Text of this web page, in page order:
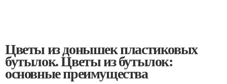
Цветы из донышек пластиковых
бутылок. Цветы из бутылок:
основные преимущества